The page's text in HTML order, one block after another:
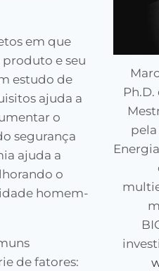
pela
em que
e seu
estudo de
ajuda a
o
segurança
ajuda a
o
homem-
de fatores: